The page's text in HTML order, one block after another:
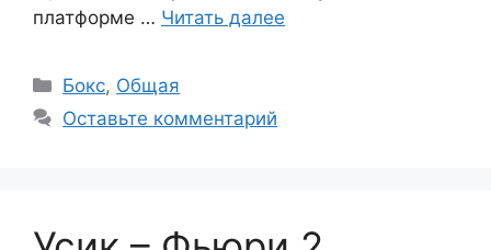
платформе … Читать далее
Рубрики
Бокс, Общая
Оставьте комментарий